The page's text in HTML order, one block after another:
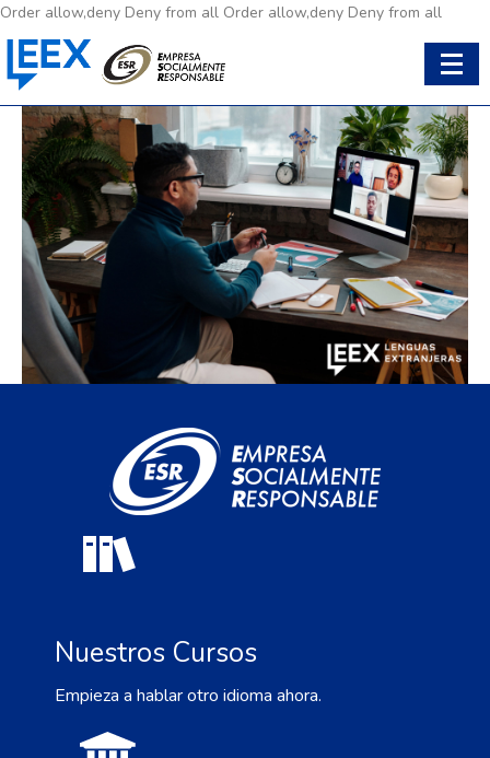
Order allow,deny Deny from all Order allow,deny Deny from all
Nuestros Cursos
Empieza a hablar otro idioma ahora.